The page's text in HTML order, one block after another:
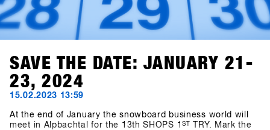
SAVE THE DATE: JANUARY 21-
23, 2024
15.02.2023 13:59
At the end of January the snowboard business world will
meet in Alpbachtal for the 13th SHOPS 1ST
TRY. Mark the